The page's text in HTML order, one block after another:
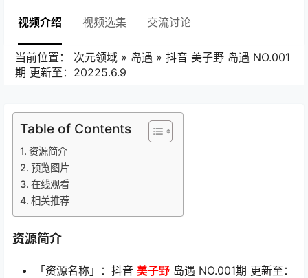
视频介绍 视频选集 交流讨论
当前位置： 次元领域 » 岛遇 » 抖音 美子野 岛遇 NO.001
期 更新至：20225.6.9
Table of Contents
资源简介
预览图片
在线观看
相关推荐
资源简介
「资源名称」：抖音 美子野 岛遇 NO.001期 更新至：